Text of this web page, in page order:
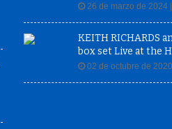
26 de marzo de 2024 |
KEITH RICHARDS
box set Live at the
02 de octubre de